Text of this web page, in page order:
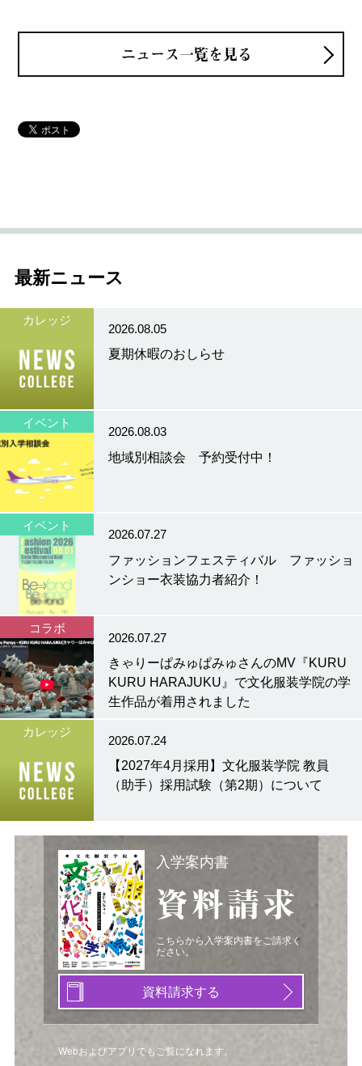
ニュース一覧を見る
最新ニュース
カレッジ
2026.08.05
夏期休暇のおしらせ
イベント
2026.08.03
地域別相談会 予約受付中！
イベント
2026.07.27
ファッションフェスティバル ファッショ
ンショー衣装協力者紹介！
コラボ
2026.07.27
きゃりーぱみゅぱみゅさんのMV『KURU
KURU HARAJUKU』で文化服装学院の学
生作品が着用されました
カレッジ
2026.07.24
【2027年4月採用】文化服装学院 教員
（助手）採用試験（第2期）について
入学案内書
資料請求
こちらから入学案内書をご請求く
ださい。
資料請求する
Webおよびアプリでもご覧になれます。